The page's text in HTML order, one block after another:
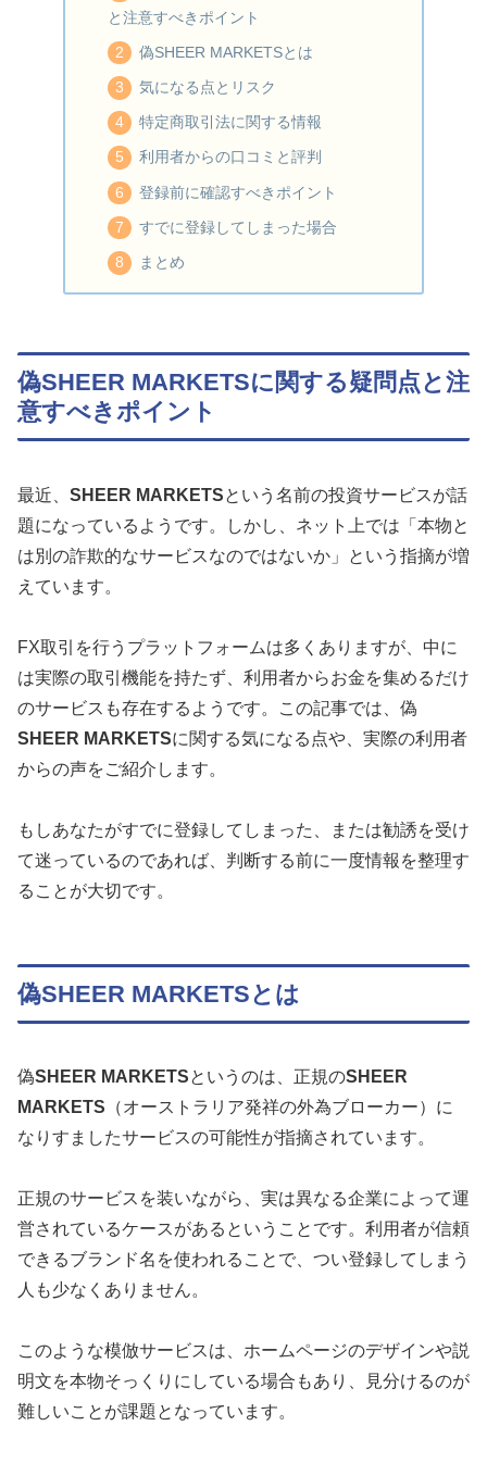
と注意すべきポイント
偽SHEER MARKETSとは
気になる点とリスク
特定商取引法に関する情報
利用者からの口コミと評判
登録前に確認すべきポイント
すでに登録してしまった場合
まとめ
偽SHEER MARKETSに関する疑問点と注
意すべきポイント
最近、 SHEER MARKETSという名前の投資サービスが話
題になっているようです。しかし、ネット上では「本物と
は別の詐欺的なサービスなのではないか」という指摘が増
えています。
FX取引を行うプラットフォームは多くありますが、中に
は実際の取引機能を持たず、利用者からお金を集めるだけ
のサービスも存在するようです。この記事では、偽
SHEER MARKETSに関する気になる点や、実際の利用者
からの声をご紹介します。
もしあなたがすでに登録してしまった、または勧誘を受け
て迷っているのであれば、判断する前に一度情報を整理す
ることが大切です。
偽SHEER MARKETSとは
偽SHEER MARKETSというのは、正規のSHEER
MARKETS （オーストラリア発祥の外為ブローカー）に
なりすましたサービスの可能性が指摘されています。
正規のサービスを装いながら、実は異なる企業によって運
営されているケースがあるということです。利用者が信頼
できるブランド名を使われることで、つい登録してしまう
人も少なくありません。
このような模倣サービスは、ホームページのデザインや説
明文を本物そっくりにしている場合もあり、見分けるのが
難しいことが課題となっています。